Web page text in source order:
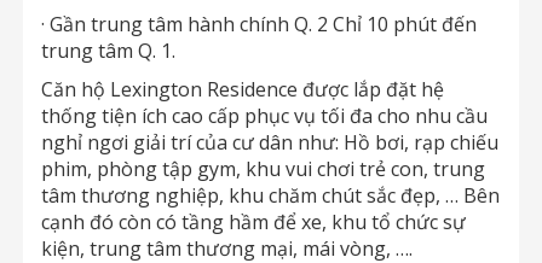
· Gần trung tâm hành chính Q. 2 Chỉ 10 phút đến
trung tâm Q. 1.
Căn hộ Lexington Residence được lắp đặt hệ
thống tiện ích cao cấp phục vụ tối đa cho nhu cầu
nghỉ ngơi giải trí của cư dân như: Hồ bơi, rạp chiếu
phim, phòng tập gym, khu vui chơi trẻ con, trung
tâm thương nghiệp, khu chăm chút sắc đẹp, … Bên
cạnh đó còn có tầng hầm để xe, khu tổ chức sự
kiện, trung tâm thương mại, mái vòng, ….